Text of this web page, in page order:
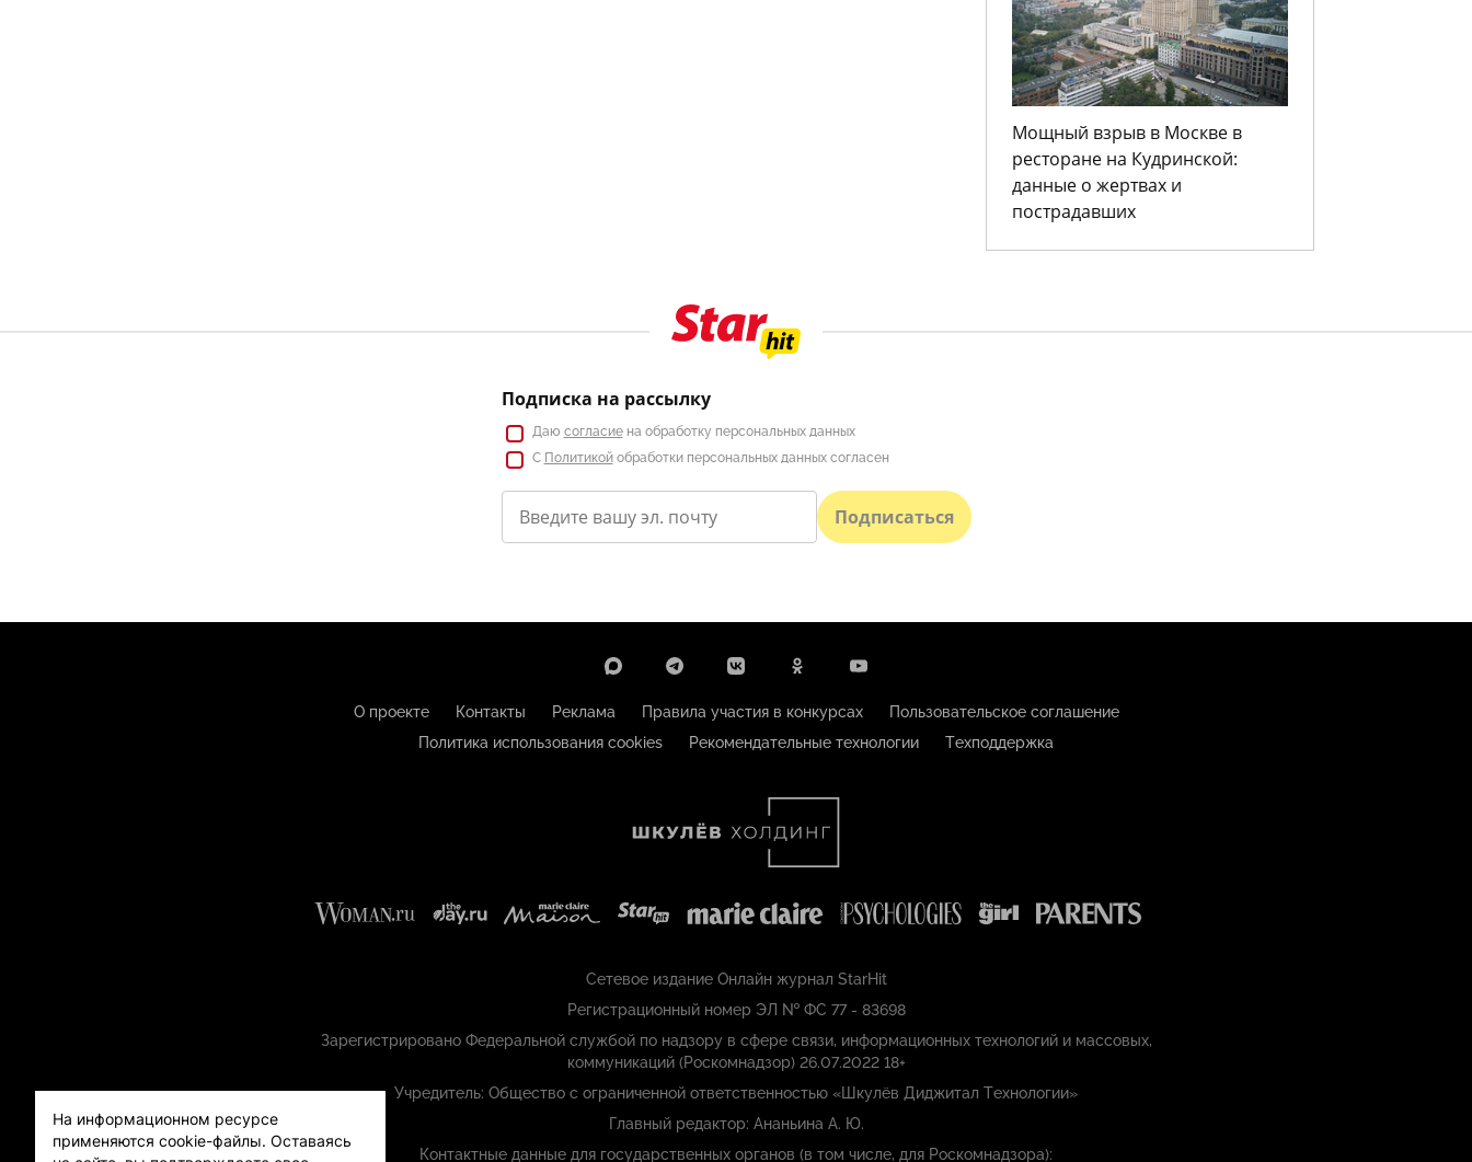
Мощный взрыв в Москве в
ресторане на Кудринской:
данные о жертвах и
пострадавших
Подписка на рассылку
Даю согласиена обработку персональных данных
С Политикойобработки персональных данных согласен
Подписаться
О проекте Контакты Реклама Правила участия в конкурсах
Пользовательское соглашение
Политика использования cookies
Рекомендательные технологии Техподдержка
Сетевое издание Онлайн журнал StarHit
Регистрационный номер ЭЛ № ФС 77 - 83698
Зарегистрировано Федеральной службой по надзору в сфере связи, информационных технологий и массовых,
коммуникаций (Роскомнадзор) 26.07.2022 18+
Учредитель: Общество с ограниченной ответственностью «Шкулёв Диджитал Технологии»
Главный редактор: Ананьина А. Ю.
Контактные данные для государственных органов (в том числе, для Роскомнадзора):
На информационном ресурсе
применяются cookie-файлы. Оставаясь